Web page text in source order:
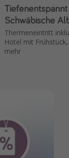
Schwäbische
Thermeneintritt
Hotel mit
mehr